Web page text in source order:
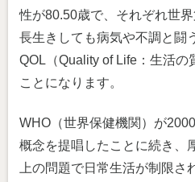
性が80.50歳で、それぞれ世
長生きしても病気や不調と闘
QOL（Quality of Life：生活の
ことになります。
WHO（世界保健機関）が
概念を提唱したことに続き、
上の問題で日常生活が制限さ